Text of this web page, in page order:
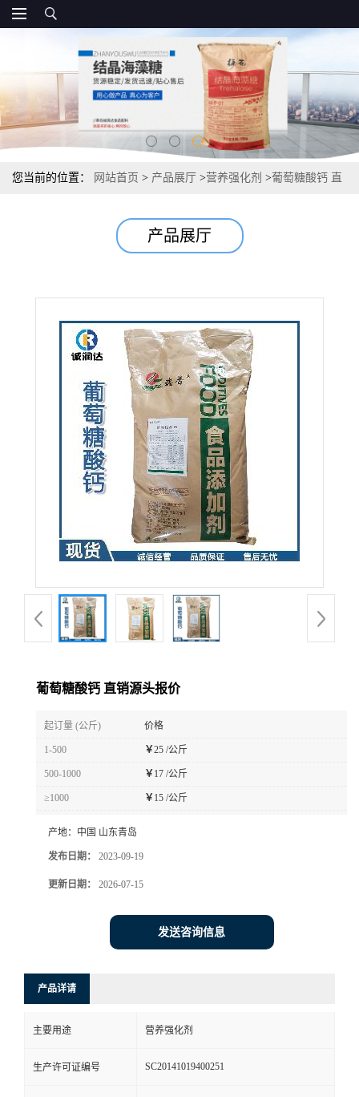
您当前的位置： 网站首页 > 产品展厅 >营养强化剂 >葡萄糖酸钙 直
产品展厅
葡萄糖酸钙 直销源头报价
起订量 (公斤) 价格
1-500 ￥25 /公斤
500-1000 ￥ 17 /公斤
≥1000 ￥ 15 /公斤
产地： 中国 山东青岛
发布日期： 2023-09-19
更新日期： 2026-07-15
发送咨询信息
产品详请
主要用途 营养强化剂
生产许可证编号 SC20141019400251